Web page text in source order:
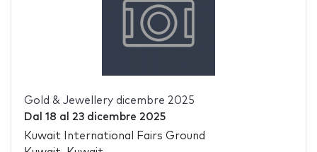
Gold & Jewellery dicembre 2025
Dal 18 al 23 dicembre 2025
Kuwait International Fairs Ground